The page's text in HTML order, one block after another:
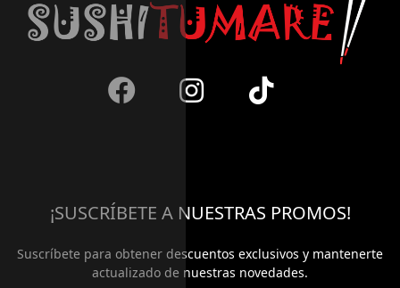
¡SUSCRÍBETE A NUESTRAS PROMOS!
Suscríbete para obtener descuentos exclusivos y mantenerte
actualizado de nuestras novedades.